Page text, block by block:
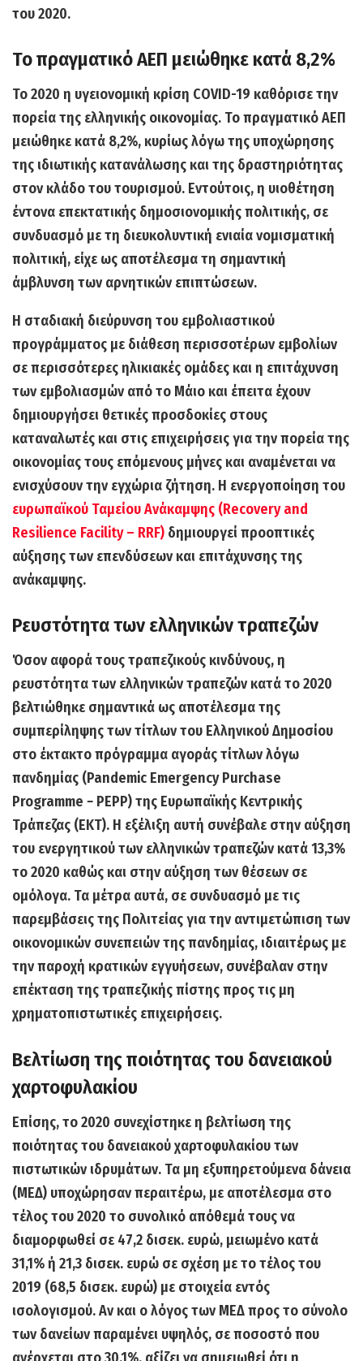
του 2020.
Το πραγματικό ΑΕΠ μειώθηκε κατά 8,2%
Το 2020 η υγειονομική κρίση COVID-19 καθόρισε την
πορεία της ελληνικής οικονομίας. Το πραγματικό ΑΕΠ
μειώθηκε κατά 8,2%, κυρίως λόγω της υποχώρησης
της ιδιωτικής κατανάλωσης και της δραστηριότητας
στον κλάδο του τουρισμού. Εντούτοις, η υιοθέτηση
έντονα επεκτατικής δημοσιονομικής πολιτικής, σε
συνδυασμό με τη διευκολυντική ενιαία νομισματική
πολιτική, είχε ως αποτέλεσμα τη σημαντική
άμβλυνση των αρνητικών επιπτώσεων.
Η σταδιακή διεύρυνση του εμβολιαστικού
προγράμματος με διάθεση περισσοτέρων εμβολίων
σε περισσότερες ηλικιακές ομάδες και η επιτάχυνση
των εμβολιασμών από το Μάιο και έπειτα έχουν
δημιουργήσει θετικές προσδοκίες στους
καταναλωτές και στις επιχειρήσεις για την πορεία της
οικονομίας τους επόμενους μήνες και αναμένεται να
ενισχύσουν την εγχώρια ζήτηση. Η ενεργοποίηση του
ευρωπαϊκού Ταμείου Ανάκαμψης (Recovery and
Resilience Facility – RRF) δημιουργεί προοπτικές
αύξησης των επενδύσεων και επιτάχυνσης της
ανάκαμψης.
Ρευστότητα των ελληνικών τραπεζών
Όσον αφορά τους τραπεζικούς κινδύνους, η
ρευστότητα των ελληνικών τραπεζών κατά το 2020
βελτιώθηκε σημαντικά ως αποτέλεσμα της
συμπερίληψης των τίτλων του Ελληνικού Δημοσίου
στο έκτακτο πρόγραμμα αγοράς τίτλων λόγω
πανδημίας (Pandemic Emergency Purchase
Programme − PEPP)της Ευρωπαϊκής Κεντρικής
Τράπεζας (ΕΚΤ). Η εξέλιξη αυτή συνέβαλε στην αύξηση
του ενεργητικού των ελληνικών τραπεζών κατά 13,3%
το 2020 καθώς και στην αύξηση των θέσεων σε
ομόλογα. Τα μέτρα αυτά, σε συνδυασμό με τις
παρεμβάσεις της Πολιτείας για την αντιμετώπιση των
οικονομικών συνεπειών της πανδημίας, ιδιαιτέρως με
την παροχή κρατικών εγγυήσεων, συνέβαλαν στην
επέκταση της τραπεζικής πίστης προς τις μη
χρηματοπιστωτικές επιχειρήσεις.
Βελτίωση της ποιότητας του δανειακού
χαρτοφυλακίου
Επίσης, το 2020 συνεχίστηκεη βελτίωση της
ποιότητας του δανειακού χαρτοφυλακίουτων
πιστωτικών ιδρυμάτων. Τα μη εξυπηρετούμενα δάνεια
(ΜΕΔ) υποχώρησαν περαιτέρω, με αποτέλεσμα στο
τέλος του 2020 το συνολικό απόθεμά τους να
διαμορφωθεί σε 47,2 δισεκ. ευρώ, μειωμένο κατά
31,1%ή 21,3 δισεκ. ευρώ σε σχέση με το τέλος του
2019 (68,5 δισεκ. ευρώ) με στοιχεία εντός
ισολογισμού. Αν και ο λόγος των ΜΕΔ προς το σύνολο
των δανείων παραμένει υψηλός, σε ποσοστό που